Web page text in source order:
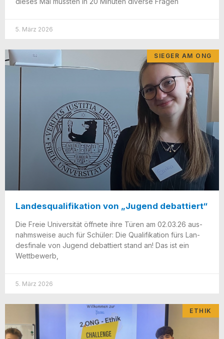
5. März 2026
SIEGER AM ONG
Landesqualifikation von „Jugend debattiert“
Die Freie Uni­ver­si­tät öff­ne­te ihre Türen am 02.03.26 aus­
nahms­wei­se auch für Schü­ler: Die Qua­li­fi­ka­ti­on fürs Lan­
des­fi­na­le von Jugend debat­tiert stand an! Das ist ein
Wettbewerb,
5. März 2026
ETHIK